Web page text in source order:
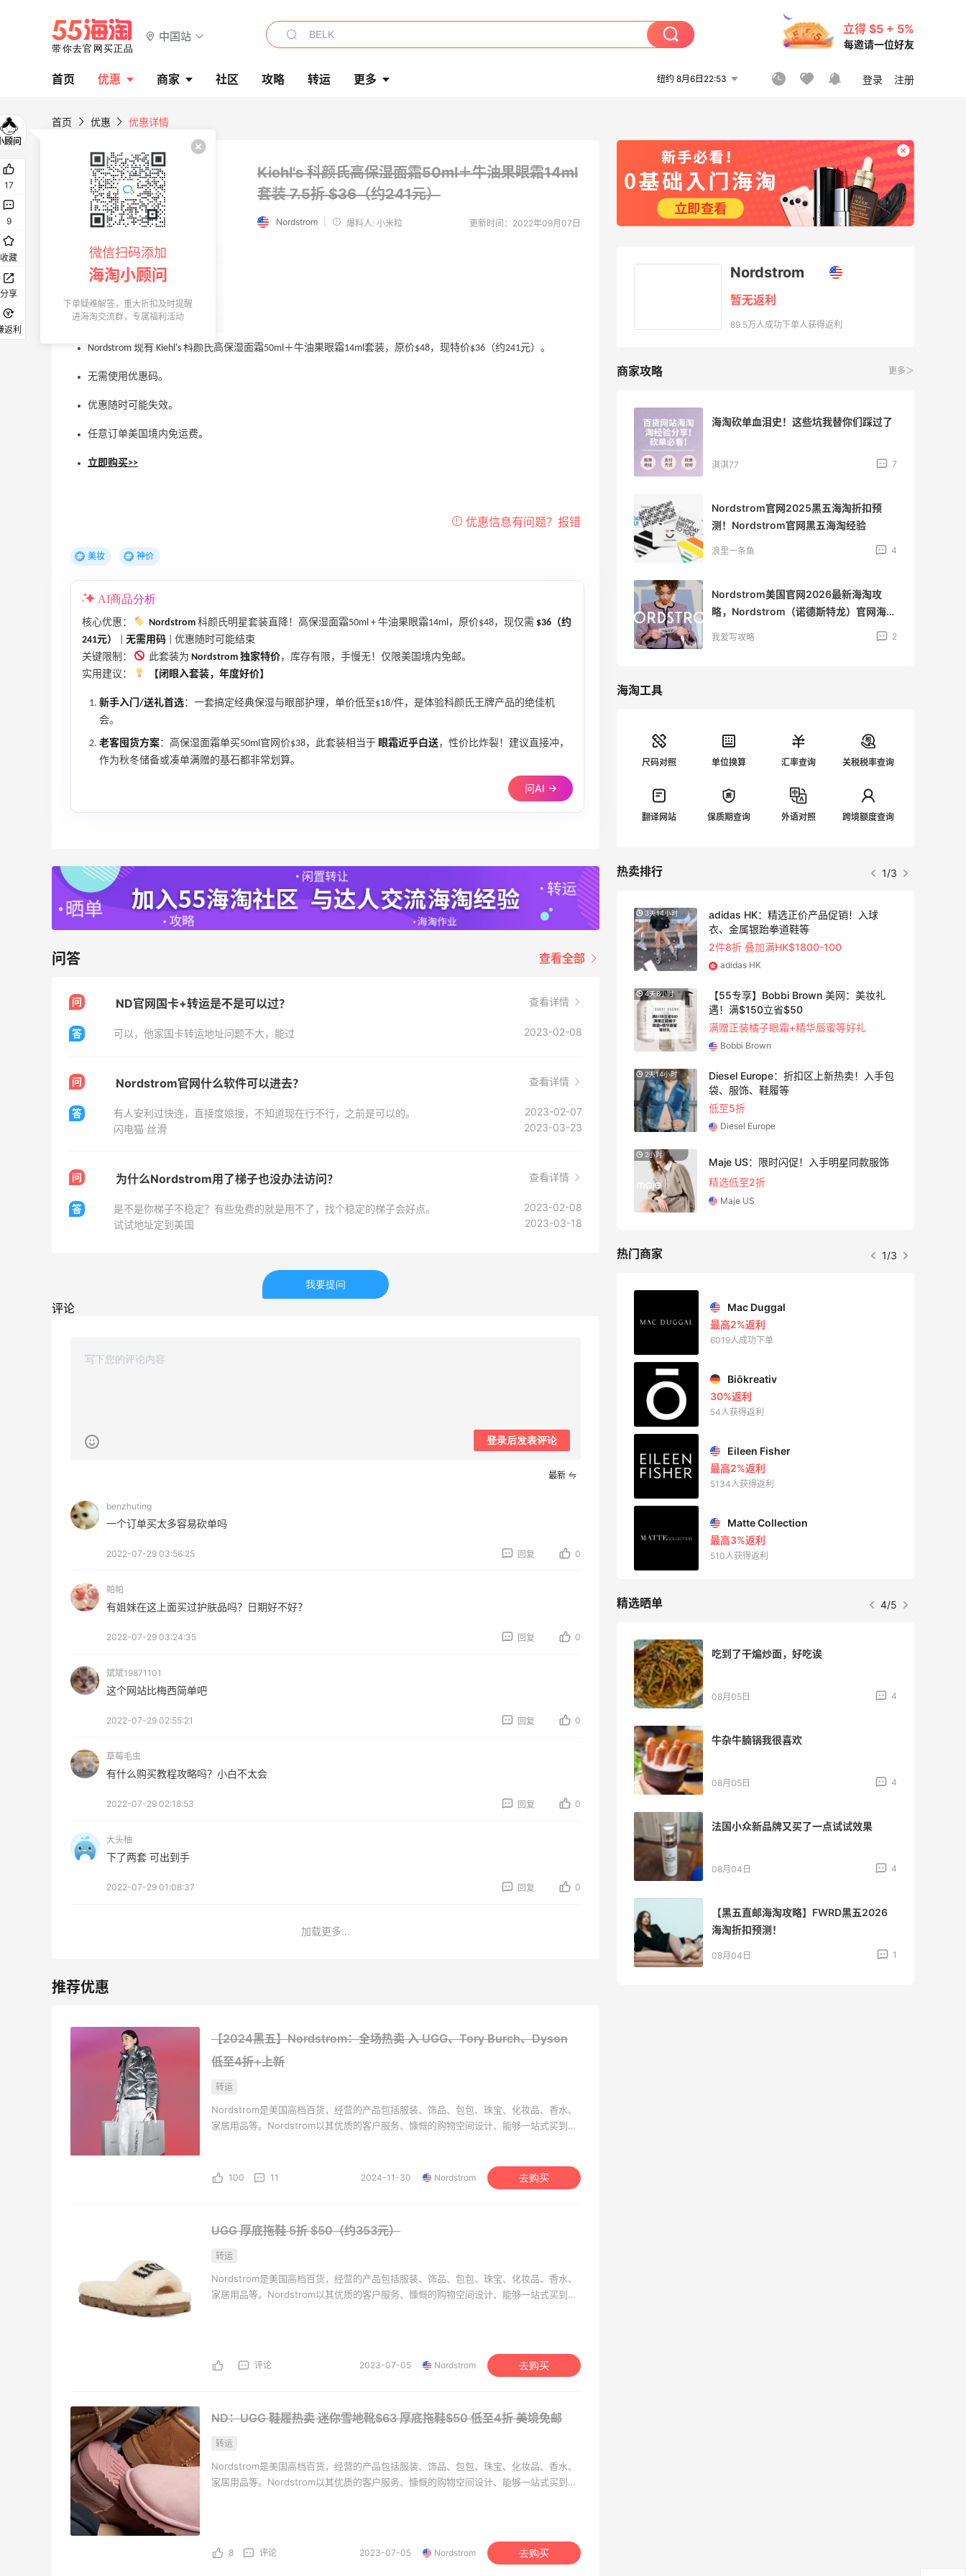
中国站
立得 $5 + 5%
每邀请一位好友
首页 优惠 商家 社区 攻略 转运 更多 纽约 8月6日22:53 登录 注册
首页 优惠 优惠详情
Kiehl's 科颜氏高保湿面霜50ml＋牛油果眼霜14ml
套装7.5折 $36（约241元）
Nordstrom 爆料人: 小米粒 更新时间：2022年09月07日
Nordstrom 现有 Kiehl's 科颜氏高保湿面霜50ml＋牛油果眼霜14ml套装，原价$48，现特价$36（约241元）。
无需使用优惠码。
优惠随时可能失效。
任意订单美国境内免运费。
立即购买>>
美妆 神价
AI商品分析
核心优惠： Nordstrom 科颜氏明星套装直降！高保湿面霜50ml + 牛油果眼霜14ml，原价$48，现仅需 $36（约
241元）
无需用码 | 优惠随时可能结束
关键限制：
此套装为 Nordstrom 独家特价，库存有限，手慢无！仅限美国境内免邮。
实用建议：
【闭眼入套装，年度好价】
新手入门/送礼首选：一套搞定经典保湿与眼部护理，单价低至$18/件，是体验科颜氏王牌产品的绝佳机
会。
老客囤货方案：高保湿面霜单买50ml官网价$38，此套装相当于 眼霜近乎白送，性价比炸裂！建议直接冲，
作为秋冬储备或凑单满赠的基石都非常划算。
问AI →
问答 查看全部
问 ND官网国卡+转运是不是可以过？ 查看详情
答 可以，他家国卡转运地址问题不大，能过 2023-02-08
问 Nordstrom官网什么软件可以进去？ 查看详情
答 有人安利过快连，直接度娘搜，不知道现在行不行，之前是可以的。
2023-02-07
闪电猫 丝滑
2023-03-23
问 为什么Nordstrom用了梯子也没办法访问？ 查看详情
答 是不是你梯子不稳定？有些免费的就是用不了，找个稳定的梯子会好点。
2023-02-08
试试地址定到美国
2023-03-18
我要提问
评论
登录后发表评论
最新
benzhuting
一个订单买太多容易砍单吗
2022-07-29 03:56:25 回复 0
帕帕
有姐妹在这上面买过护肤品吗？日期好不好？
2022-07-29 03:24:35 回复 0
斌斌19871101
这个网站比梅西简单吧
2022-07-29 02:55:21 回复 0
草莓毛虫
有什么购买教程攻略吗？小白不太会
2022-07-29 02:18:53 回复 0
大头柚
下了两套 可出到手
2022-07-29 01:08:37 回复 0
加载更多...
【2024黑五】Nordstrom：全场热卖 入 UGG、Tory Burch、Dyson
低至4折+上新
转运
Nordstrom是美国高档百货，经营的产品包括服装、饰品、包包、珠宝、化妆品、香水、
家居用品等。Nordstrom以其优质的客户服务、慷慨的购物空间设计、能够一站式买到所
100 11 2024-11-30 Nordstrom 去购买
UGG 厚底拖鞋5折 $50（约353元）
转运
Nordstrom是美国高档百货，经营的产品包括服装、饰品、包包、珠宝、化妆品、香水、
家居用品等。Nordstrom以其优质的客户服务、慷慨的购物空间设计、能够一站式买到所
评论 2023-07-05 Nordstrom 去购买
ND：UGG 鞋履热卖 迷你雪地靴$63 厚底拖鞋$50低至4折 美境免邮
转运
Nordstrom是美国高档百货，经营的产品包括服装、饰品、包包、珠宝、化妆品、香水、
家居用品等。Nordstrom以其优质的客户服务、慷慨的购物空间设计、能够一站式买到所
8 评论 2023-07-05 Nordstrom 去购买
Nordstrom
暂无返利
89.5万人成功下单人获得返利
商家攻略 更多＞
测！Nordstrom官网黑五海淘经验
教程
海淘砍单血泪史！这些坑我替你们踩过了
淇淇77 7
Nordstrom官网2025黑五海淘折扣预
测！Nordstrom官网黑五海淘经验
浪里一条鱼 4
Nordstrom美国官网2026最新海淘攻
略，Nordstrom（诺德斯特龙）官网海淘
我爱写攻略 2
海淘工具
尺码对照 单位换算 汇率查询 关税税率查询
翻译网站 保质期查询 外语对照 跨境额度查询
热卖排行 2/3
3天2小时
Bloomingdales：美妆大促！入手 Dior、
Prada、TF 等
4天14小时
LN-CC：限时大促！入手 Ganni、Acne、
西太后等
低至4折+额外8折
10天20小时
Mytheresa：折扣区时尚上新热卖 关注
TOTEME、ZIMMERMAN 等
享额外9折
Mytheresa
昆、Moncler、西太后等
7.5折优惠
The DoubleF
3天14小时
adidas HK：精选正价产品促销！入球
衣、金属银跆拳道鞋等
【55专享】Bobbi Brown 美网：美妆礼
满赠正装橘子眼霜+精华唇蜜等好礼
Diesel Europe：折扣区上新热卖！入手包
2小时
Sandro us：限时闪促！法式美衣精选
低至2折 千鸟格连衣裙$95
3天14小时
【55专享】Base Blu：时尚上新热卖 关注
PRADA、LOEWE、加拿大鹅等
享9折优惠
Base Blu
3天14小时
iHerb ：88全球好物节！选购日常保健、
健身补剂、护肤洗护等
无门槛7.5折
iHerb
6天2小时
Columbia Sportswear：夏季大促！哥伦
比亚运动热卖
低至6折
Columbia Sportswear
热门商家 2/3
Eileen Fisher
ERGO Baby
4%返利
62人获得返利
Belly Bandit
4%返利
42人获得返利
TIMEBEAM (US)
最高10%返利
282人获得返利
RFM Denim
6%返利
85人获得返利
精选晒单 5/5
08月05日
08月05日
4
4
4
1
【黑五海淘攻略】REVOLVE黑五2026海
【黑五海淘攻略】Tory burch US黑五
iherb维生素b推荐好物，性价比超高
复购多次的一款镁片，日常用很合适
17
9
收藏
分享
返利
微信扫码添加
海淘小顾问
下单疑难解答，重大折扣及时提醒
进海淘交流群，专属福利活动